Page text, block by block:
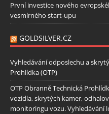
První investice nového
vesmírného start-upu
GOLDSILVER.CZ
Vyhledávání odposlechu a
Prohlídka (OTP)
OTP Obranně Technická
vozidla, skrytých kamer,
monitoringu vozu. Vyhledávání